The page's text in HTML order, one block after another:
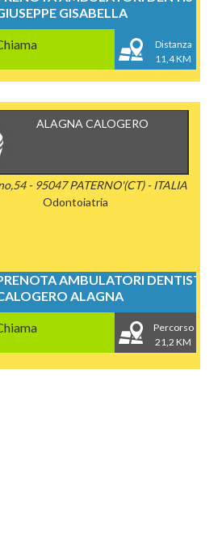
GISABELLA
Distanza
11,4 KM
ALAGNA CALOGERO
- 95047 PATERNO'(CT) - ITALIA
Odontoiatria
AMBULATORI DENTISTICI
ALAGNA
Percorso
21,2 KM